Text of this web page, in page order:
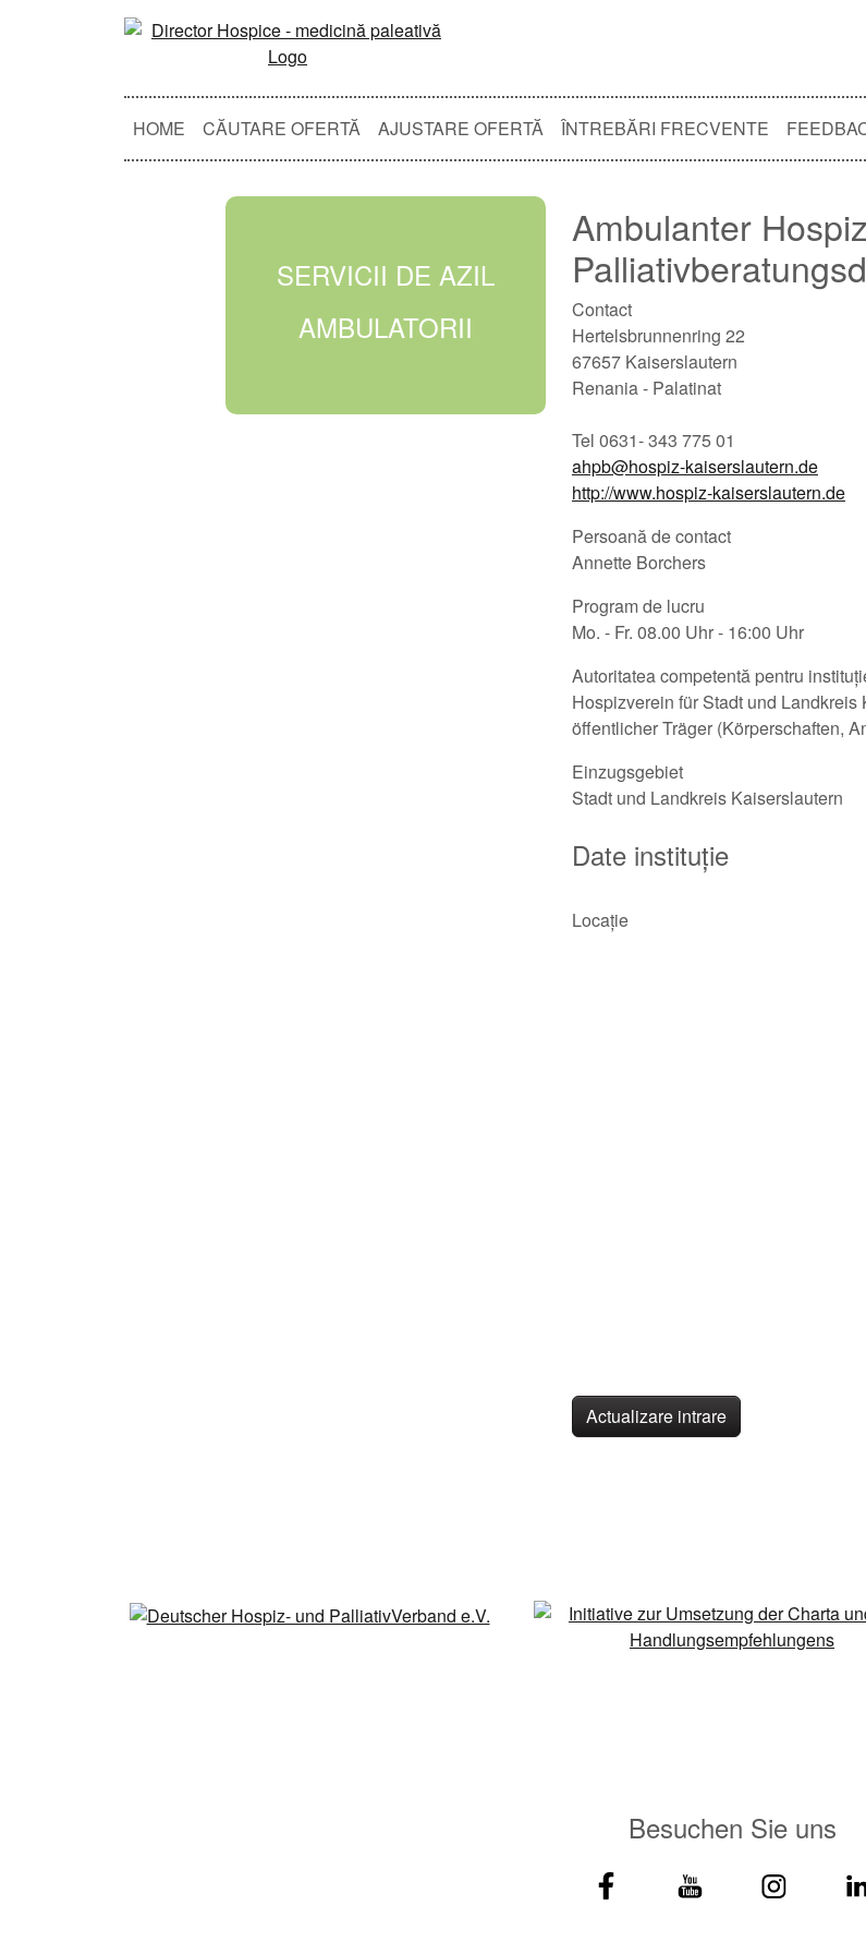
HOME CĂUTARE OFERTĂ AJUSTARE OFERTĂ ÎNTREBĂRI FRECVENTE
SERVICII DE AZIL
AMBULATORII
Ambulanter
Contact
Hertelsbrunnenring 22
67657 Kaiserslautern
Renania - Palatinat
Tel 0631- 343 775 01
ahpb@hospiz-kaiserslautern.de
http://www.hospiz-kaiserslautern.de
Persoană de contact
Annette Borchers
Program de lucru
Mo. - Fr. 08.00 Uhr - 16:00 Uhr
Autoritatea competentă pentru
Hospizverein für Stadt und Landkreis
öffentlicher Träger (Körperschaften,
Einzugsgebiet
Stadt und Landkreis Kaiserslautern
Date instituție
Locație
Actualizare intrare
Besuchen Sie uns